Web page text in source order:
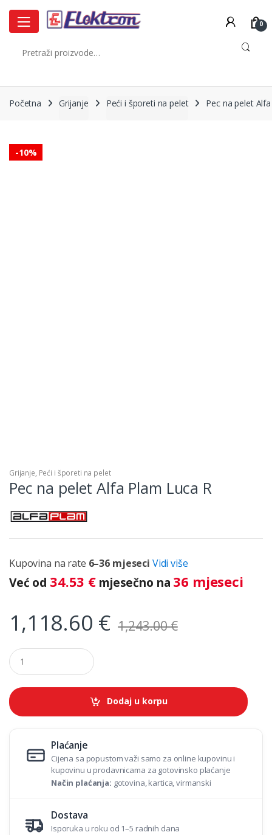
navigation
content
0
Početna Grijanje Peći i šporeti na pelet Pec na pelet
-10%
Grijanje, Peći i šporeti na pelet
Pec na pelet Alfa Plam Luca R
Kupovina na rate 6–36 mjeseci Vidi više
Već od 34.53 € mjesečno na 36 mjeseci
1,118.60 € 1,243.00€
Q
u
a
t
i
Dodaj u korpu
Plaćanje
Cijena sa popustom važi samo za online kupovinu i
kupovinu u prodavnicama za gotovinsko plaćanje
Način plaćanja: gotovina, kartica, virmanski
Dostava
Isporuka u roku od 1–5 radnih dana